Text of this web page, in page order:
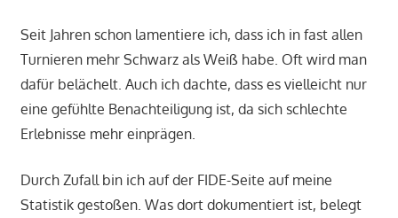
Seit Jahren schon lamentiere ich, dass ich in fast allen
Turnieren mehr Schwarz als Weiß habe. Oft wird man
dafür belächelt. Auch ich dachte, dass es vielleicht nur
eine gefühlte Benachteiligung ist, da sich schlechte
Erlebnisse mehr einprägen.
Durch Zufall bin ich auf der FIDE-Seite auf meine
Statistik gestoßen. Was dort dokumentiert ist, belegt